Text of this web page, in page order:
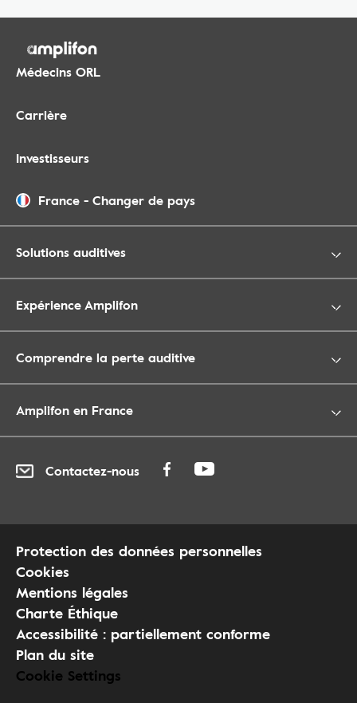
Médecins ORL
Carrière
Investisseurs
France - Changer de pays
Solutions auditives
Expérience Amplifon
Comprendre la perte auditive
Amplifon en France
Contactez-nous
Protection des données personnelles
Cookies
Mentions légales
Charte Éthique
Accessibilité : partiellement conforme
Plan du site
Cookie Settings